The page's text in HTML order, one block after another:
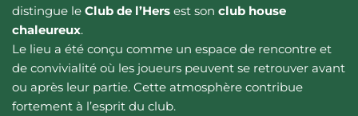
distingue le Club de l’Hers est son club house
chaleureux.
Le lieu a été conçu comme un espace de rencontre et
de convivialité où les joueurs peuvent se retrouver avant
ou après leur partie. Cette atmosphère contribue
fortement à l’esprit du club.